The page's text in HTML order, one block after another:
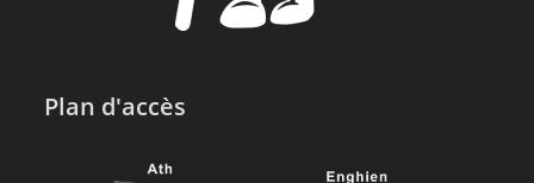
Plan d'accès